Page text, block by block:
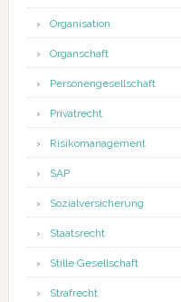
Organisation
Organschaft
Personengesellschaft
Privatrecht
Risikomanagement
SAP
Sozialversicherung
Staatsrecht
Stille Gesellschaft
Strafrecht